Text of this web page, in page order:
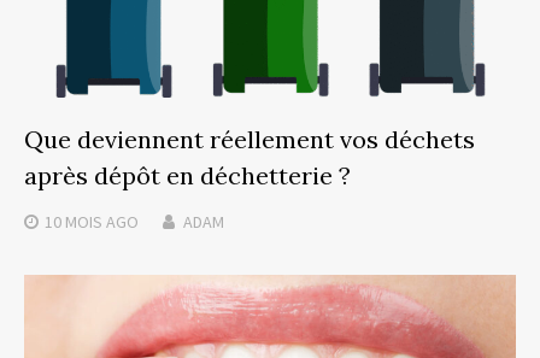
Que deviennent réellement vos déchets
après dépôt en déchetterie ?
10 MOIS AGO ADAM